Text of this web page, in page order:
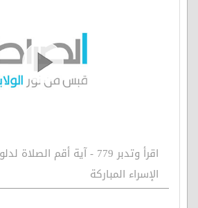
اقرأ وتدبر 779 - آية أقم
الإسراء المباركة